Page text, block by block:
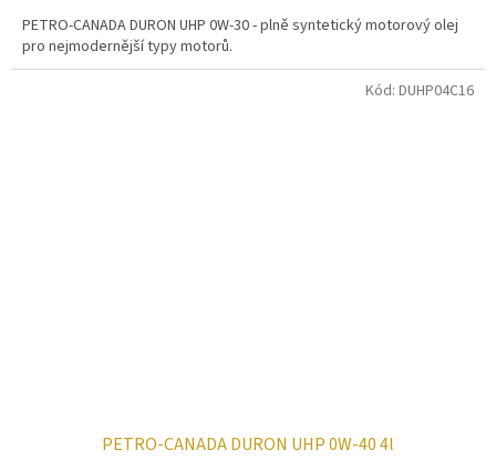
PETRO-CANADA DURON UHP 0W-30 - plně syntetický motorový olej
pro nejmodernější typy motorů.
PETRO-CANADA DURON UHP 0W-40 4l
Kód: DUHP04C16